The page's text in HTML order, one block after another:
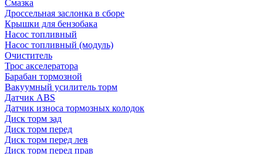
Смазка
Дроссельная заслонка в сборе
Крышки для бензобака
Насос топливный
Насос топливный (модуль)
Очиститель
Трос акселератора
Барабан тормозной
Вакуумный усилитель торм
Датчик ABS
Датчик износа тормозных колодок
Диск торм зад
Диск торм перед
Диск торм перед лев
Диск торм перед прав